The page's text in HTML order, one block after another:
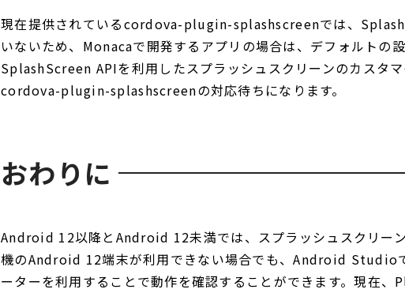
現在提供されているcordova-plugin-splashscreenでは、
いないため、Monacaで開発するアプリの場合は、デフォルトの設
SplashScreen APIを利用したスプラッシュスクリーンのカスタマ
cordova-plugin-splashscreenの対応待ちになります。
おわりに
Android 12以降とAndroid 12未満では、スプラッシュスクリー
機のAndroid 12端末が利用できない場合でも、Android Studio
ーターを利用することで動作を確認することができます。現在、